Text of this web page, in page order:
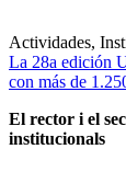
Actividades,
La 28a edición
con más de
El rector i el
institucionals